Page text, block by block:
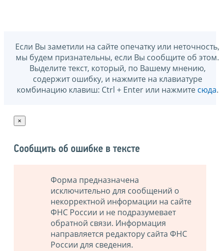
Если Вы заметили на сайте опечатку или неточность,
мы будем признательны, если Вы сообщите об этом.
Выделите текст, который, по Вашему мнению,
содержит ошибку, и нажмите на клавиатуре
комбинацию клавиш: Ctrl + Enter или нажмите сюда.
×
Сообщить об ошибке в тексте
Форма предназначена
исключительно для сообщений о
некорректной информации на сайте
ФНС России и не подразумевает
обратной связи. Информация
направляется редактору сайта ФНС
России для сведения.